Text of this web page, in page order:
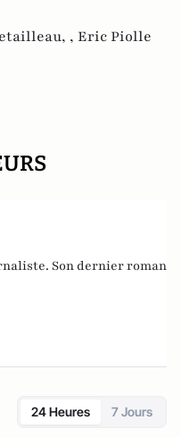
, Eric Piolle
Son dernier roman
24 Heures 7 Jours